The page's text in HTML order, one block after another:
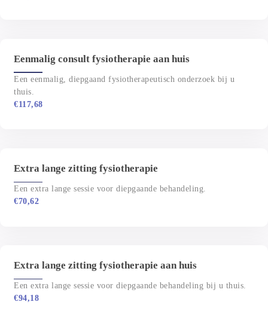
Eenmalig consult fysiotherapie aan huis
Een eenmalig, diepgaand fysiotherapeutisch onderzoek bij u
thuis.
€117,68
Extra lange zitting fysiotherapie
Een extra lange sessie voor diepgaande behandeling.
€70,62
Extra lange zitting fysiotherapie aan huis
Een extra lange sessie voor diepgaande behandeling bij u thuis.
€94,18